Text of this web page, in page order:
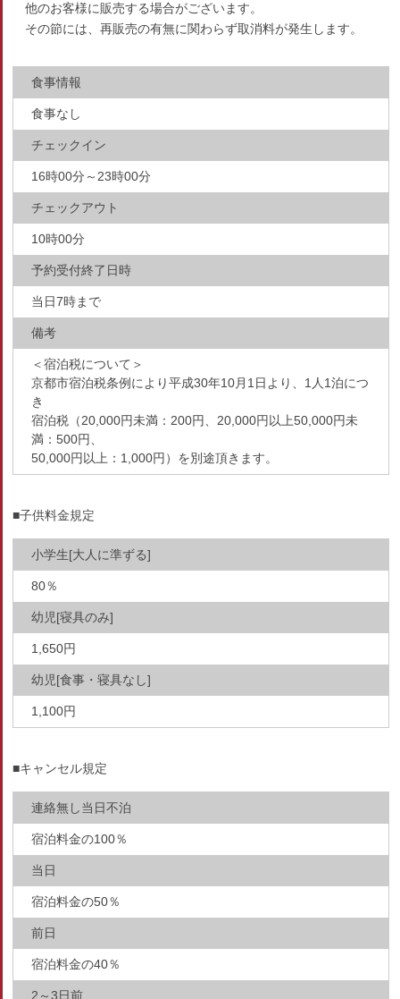
他のお客様に販売する場合がございます。
その節には、再販売の有無に関わらず取消料が発生します。
食事情報
食事なし
チェックイン
16時00分～23時00分
チェックアウト
10時00分
予約受付終了日時
当日7時まで
備考
＜宿泊税について＞
京都市宿泊税条例により平成30年10月1日より、1人1泊につ
き
宿泊税（20,000円未満：200円、20,000円以上50,000円未
満：500円、
50,000円以上：1,000円）を別途頂きます。
■子供料金規定
小学生[大人に準ずる]
80％
幼児[寝具のみ]
1,650円
幼児[食事・寝具なし]
1,100円
■キャンセル規定
連絡無し当日不泊
宿泊料金の100％
当日
宿泊料金の50％
前日
宿泊料金の40％
2～3日前